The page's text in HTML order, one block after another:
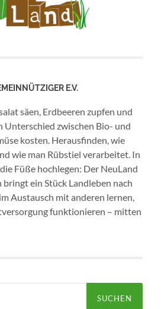
E.V.
säen, Erdbeeren zupfen und
Unterschied zwischen Bio- und
kosten. Herausfinden, wie
wie man Rübstiel verarbeitet. In
Füße hochlegen: Der NeuLand
ein Stück Landleben nach
Austausch mit anderen lernen,
funktionieren – mitten